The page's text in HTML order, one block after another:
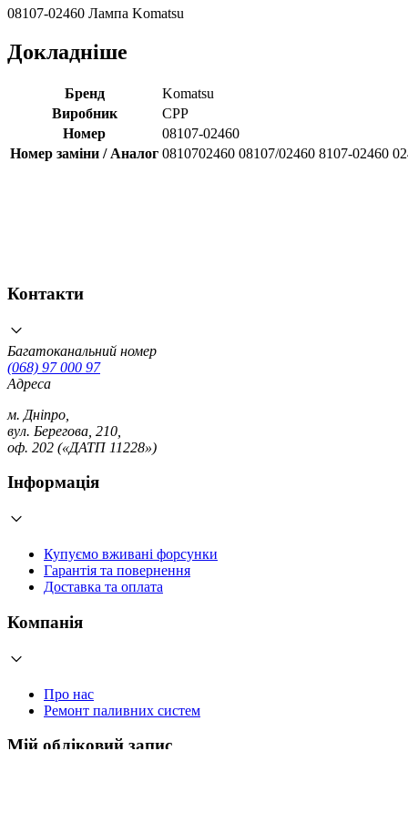
08107-02460 Лампа Komatsu
Докладніше
Бренд
Komatsu
Виробник
CPP
Номер
08107-02460
Номер заміни / Аналог 0810702460 08107/02460 8107-02460
Контакти
Багатоканальний номер
(068) 97 000 97
Адреса
м. Дніпро,
вул. Берегова, 210,
оф. 202 («ДАТП 11228»)
Інформація
Купуємо вживані форсунки
Гарантія та повернення
Доставка та оплата
Компанія
Про нас
Ремонт паливних систем
Мій обліковий запис